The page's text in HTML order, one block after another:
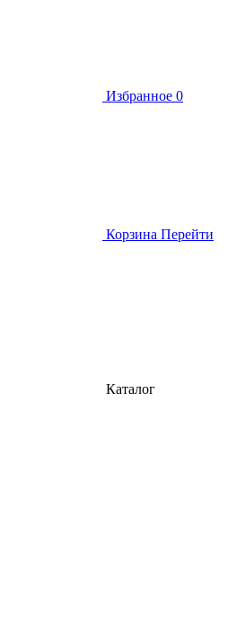
Избранное 0
Корзина Перейти
Каталог